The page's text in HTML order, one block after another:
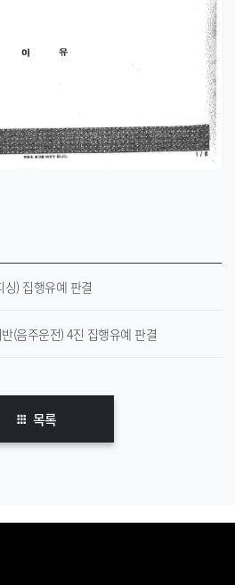
싱) 집행유예 판결
(음주운전) 4진 집행유예 판결
목록